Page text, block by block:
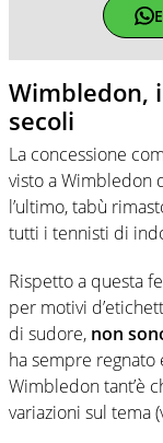
Wimbledon,
secoli
La concessione
visto a Wimbledon
l’ultimo, tabù
tutti i tennisti di
Rispetto a questa
per motivi
di sudore, non
ha sempre
Wimbledon tant’è
variazioni sul tema